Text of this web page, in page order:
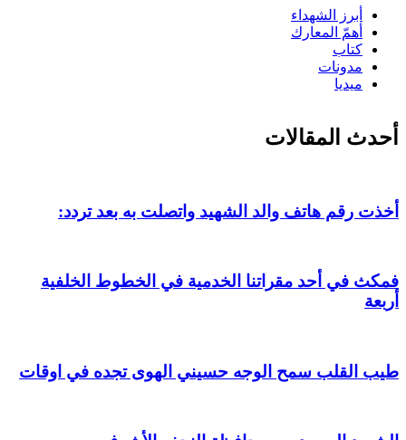
أبرز الشهداء
أهمّ المعارك
كتاب
مدونات
ميديا
أحدث المقالات
أخذت رقم هاتف والد الشهيد واتصلت به بعد تردد:
فمكث في أحد مقراتنا الخدمية في الخطوط الخلفية
أربعة
طيب القلب سمح الوجه حسيني الهوى تجده في اوقات